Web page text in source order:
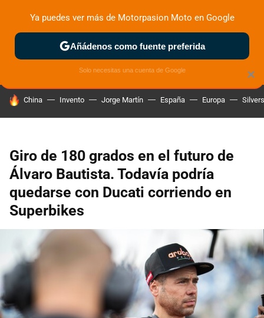
ZONA DE PRUEBAS DEPORTIVAS MOTOS ELÉCTRICAS
HOY SE HABLA DE
China Invento Jorge Martín España Europa
Giro de 180 grados en el futuro de
Álvaro Bautista. Todavía podría
quedarse con Ducati corriendo en
Superbikes
×
Ya puedes ver más de Motorpasion Moto en Google
Añádenos como fuente preferida
Solo necesitas una cuenta de Google